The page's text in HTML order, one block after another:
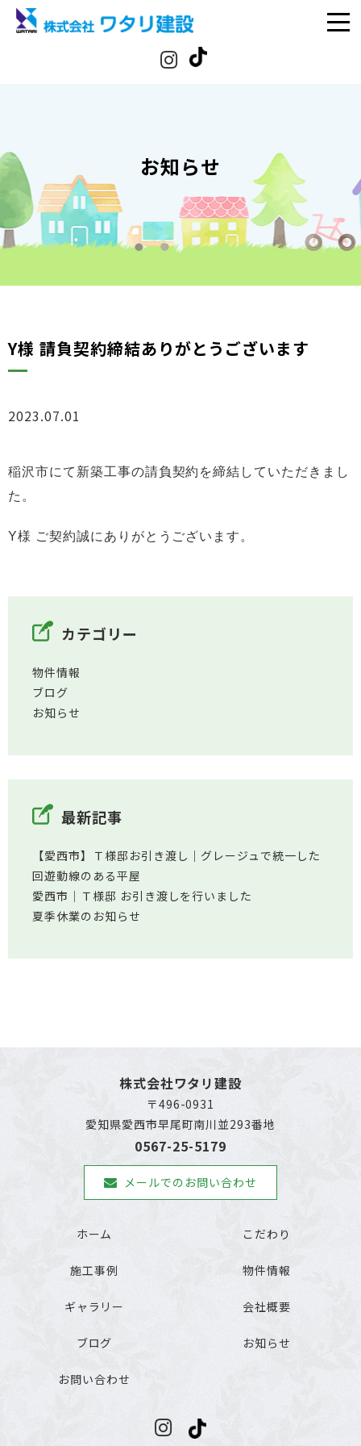
お知らせ
Y様 請負契約締結ありがとうございます
2023.07.01
稲沢市にて新築工事の請負契約を締結していただきまし
た。
Y様 ご契約誠にありがとうございます。
カテゴリー
物件情報
ブログ
お知らせ
最新記事
【愛西市】Ｔ様邸お引き渡し｜グレージュで統一した
回遊動線のある平屋
愛西市│Ｔ様邸 お引き渡しを行いました
夏季休業のお知らせ
株式会社ワタリ建設
〒496-0931
愛知県愛西市早尾町南川並293番地
0567-25-5179
メールでのお問い合わせ
ホーム こだわり
施工事例 物件情報
ギャラリー 会社概要
ブログ お知らせ
お問い合わせ